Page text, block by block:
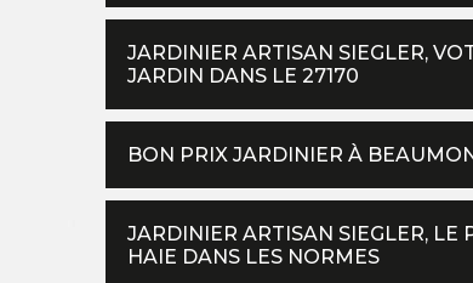
JARDINIER ARTISAN SIEGLER,
JARDIN DANS LE 27170
BON PRIX JARDINIER À
JARDINIER ARTISAN SIEGLER,
HAIE DANS LES NORMES